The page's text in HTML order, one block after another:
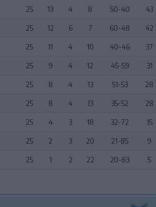
25 13 4 8 50-40 43
25 12 6 7 60-48 42
25 11 4 10 40-46 37
25 9 4 12 45-59 31
25 8 4 13 51-53 28
25 8 4 13 35-52 28
25 4 3 18 32-72 15
25 2 3 20 21-85 9
25 1 2 22 20-83 5